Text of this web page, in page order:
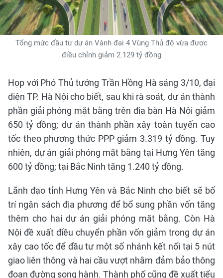
Tổng mức đầu tư dự án Vành đai 4 Vùng Thủ đô vừa được
điều chỉnh giảm 2.129 tỷ đồng
Họp với Phó Thủ tướng Trần Hồng Hà sáng 3/10, đại
diện TP. Hà Nội cho biết, sau khi rà soát, dự án thành
phần giải phóng mặt bằng trên địa bàn Hà Nội giảm
650 tỷ đồng; dự án thành phần xây toàn tuyến cao
tốc theo phương thức PPP giảm 3.319 tỷ đồng. Tuy
nhiên, dự án giải phóng mặt bằng tại Hưng Yên tăng
600 tỷ đồng; tại Bắc Ninh tăng 1.240 tỷ đồng.
Lãnh đạo tỉnh Hưng Yên và Bắc Ninh cho biết sẽ bố
trí ngân sách địa phương để bổ sung phần vốn tăng
thêm cho hai dự án giải phóng mặt bằng. Còn Hà
Nội đề xuất điều chuyển phần vốn giảm trong dự án
xây cao tốc để đầu tư một số nhánh kết nối tại 5 nút
giao liên thông và hai cầu vượt nhằm đảm bảo thông
đoạn đường song hành. Thành phố cũng đề xuất tiểu